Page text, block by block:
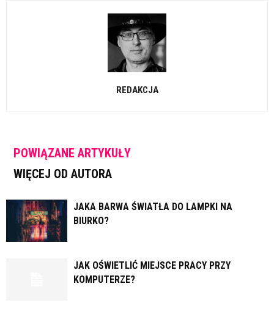
REDAKCJA
POWIĄZANE ARTYKUŁY
WIĘCEJ OD AUTORA
JAKA BARWA ŚWIATŁA DO LAMPKI NA
BIURKO?
JAK OŚWIETLIĆ MIEJSCE PRACY PRZY
KOMPUTERZE?